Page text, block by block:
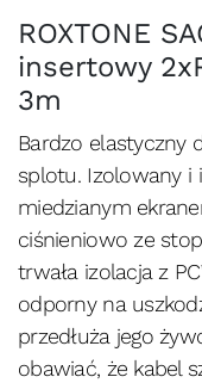
ROXTONE
insertowy
3m
Bardzo elastyczny
splotu. Izolowany i
miedzianym
ciśnieniowo ze
trwała izolacja z
odporny na
przedłuża jego
obawiać, że kabel